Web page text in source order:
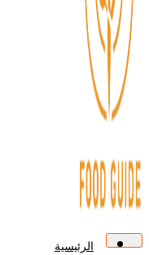
الرئيسية